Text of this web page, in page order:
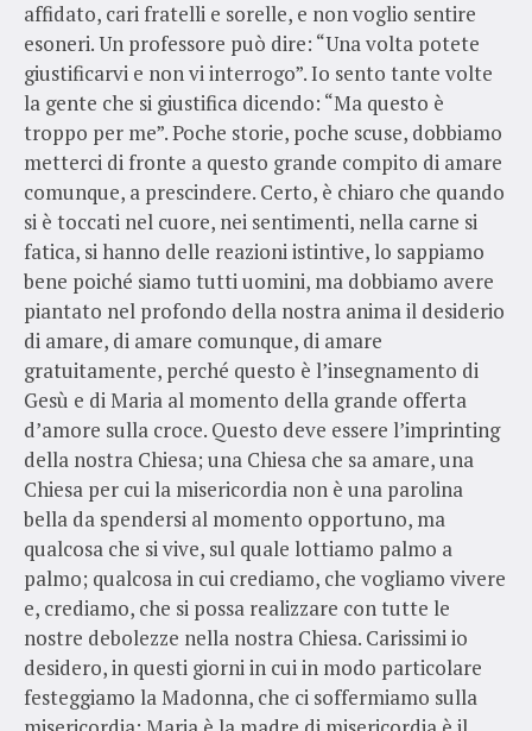
affidato, cari fratelli e sorelle, e non voglio sentire
esoneri. Un professore può dire: “Una volta potete
giustificarvi e non vi interrogo”. Io sento tante volte
la gente che si giustifica dicendo: “Ma questo è
troppo per me”. Poche storie, poche scuse, dobbiamo
metterci di fronte a questo grande compito di amare
comunque, a prescindere. Certo, è chiaro che quando
si è toccati nel cuore, nei sentimenti, nella carne si
fatica, si hanno delle reazioni istintive, lo sappiamo
bene poiché siamo tutti uomini, ma dobbiamo avere
piantato nel profondo della nostra anima il desiderio
di amare, di amare comunque, di amare
gratuitamente, perché questo è l’insegnamento di
Gesù e di Maria al momento della grande offerta
d’amore sulla croce. Questo deve essere l’imprinting
della nostra Chiesa; una Chiesa che sa amare, una
Chiesa per cui la misericordia non è una parolina
bella da spendersi al momento opportuno, ma
qualcosa che si vive, sul quale lottiamo palmo a
palmo; qualcosa in cui crediamo, che vogliamo vivere
e, crediamo, che si possa realizzare con tutte le
nostre debolezze nella nostra Chiesa. Carissimi io
desidero, in questi giorni in cui in modo particolare
festeggiamo la Madonna, che ci soffermiamo sulla